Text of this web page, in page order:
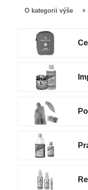
O kategorii výše